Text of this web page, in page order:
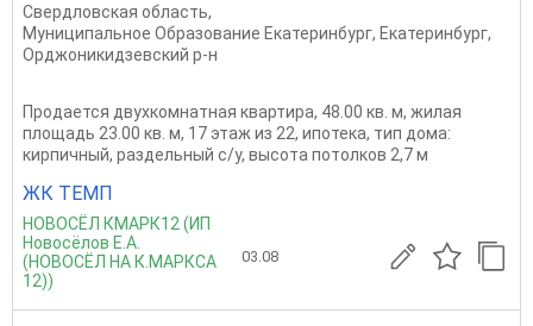
Свердловская область,
Муниципальное Образование Екатеринбург, Екатеринбург,
Орджоникидзевский р-н
Продается двухкомнатная квартира, 48.00 кв. м, жилая
площадь 23.00 кв. м, 17 этаж из 22, ипотека, тип дома:
кирпичный, раздельный с/у, высота потолков 2,7 м
ЖК ТЕМП
НОВОСЁЛ КМАРК12 (ИП
Новосёлов Е.А.
(НОВОСЁЛ НА К.МАРКСА
12))
03.08